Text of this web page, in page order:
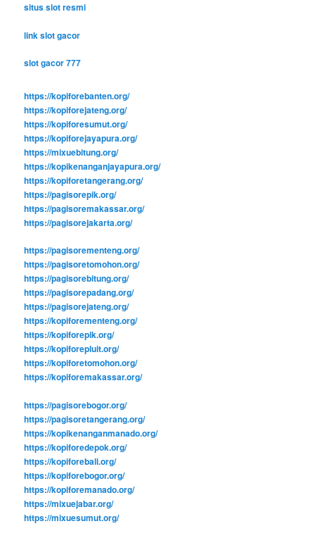
situs slot resmi
link slot gacor
slot gacor 777
https://kopiforebanten.org/
https://kopiforejateng.org/
https://kopiforesumut.org/
https://kopiforejayapura.org/
https://mixuebitung.org/
https://kopikenanganjayapura.org/
https://kopiforetangerang.org/
https://pagisorepik.org/
https://pagisoremakassar.org/
https://pagisorejakarta.org/
https://pagisorementeng.org/
https://pagisoretomohon.org/
https://pagisorebitung.org/
https://pagisorepadang.org/
https://pagisorejateng.org/
https://kopiforementeng.org/
https://kopiforepik.org/
https://kopiforepluit.org/
https://kopiforetomohon.org/
https://kopiforemakassar.org/
https://pagisorebogor.org/
https://pagisoretangerang.org/
https://kopikenanganmanado.org/
https://kopiforedepok.org/
https://kopiforebali.org/
https://kopiforebogor.org/
https://kopiforemanado.org/
https://mixuejabar.org/
https://mixuesumut.org/